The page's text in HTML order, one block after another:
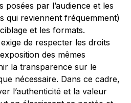
posées par l’audience et les
qui reviennent fréquemment)
et les formats.
de respecter les droits
des mêmes
la transparence sur le
nécessaire. Dans ce cadre,
l’authenticité et la valeur